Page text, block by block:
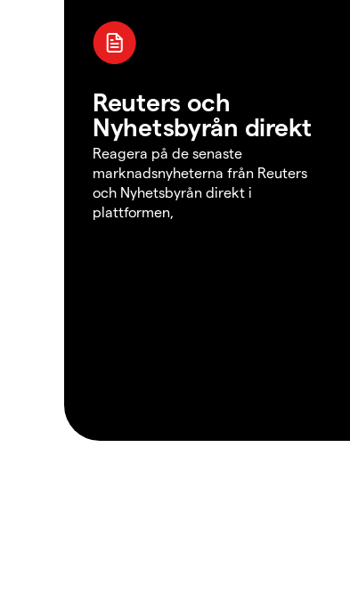
Reuters och
Nyhetsbyrån direkt
Reagera på de senaste
marknadsnyheterna från Reuters
och Nyhetsbyrån direkt i
plattformen,